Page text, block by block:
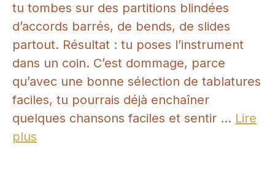
tu tombes sur des partitions blindées
d’accords barrés, de bends, de slides
partout. Résultat : tu poses l’instrument
dans un coin. C’est dommage, parce
qu’avec une bonne sélection de tablatures
faciles, tu pourrais déjà enchaîner
quelques chansons faciles et sentir ... Lire
plus